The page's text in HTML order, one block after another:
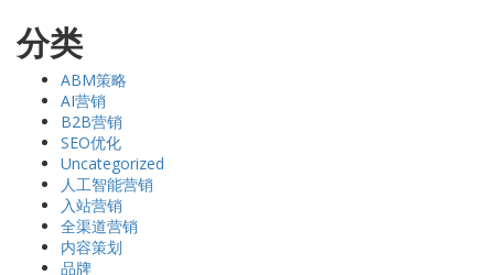
分类
ABM策略
AI营销
B2B营销
SEO优化
Uncategorized
人工智能营销
入站营销
全渠道营销
内容策划
品牌